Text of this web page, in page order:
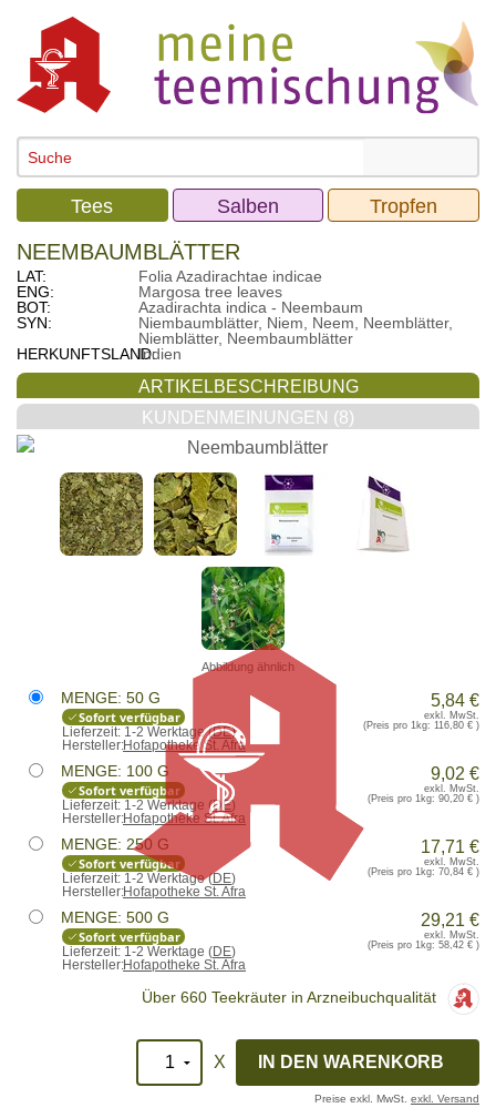
Tees Salben Tropfen
NEEMBAUMBLÄTTER
LAT:
Folia Azadirachtae indicae
ENG:
Margosa tree leaves
BOT:
Azadirachta indica - Neembaum
SYN:
Niembaumblätter, Niem, Neem, Neemblätter,
Niemblätter, Neembaumblätter
HERKUNFTSLAND:Indien
ARTIKELBESCHREIBUNG
KUNDENMEINUNGEN (8)
Abbildung ähnlich
MENGE: 50 G
Sofort verfügbar
Lieferzeit: 1-2 Werktage (DE)
Hersteller:Hofapotheke St. Afra
5,84 €
exkl. MwSt.
(Preis pro 1kg: 116,80 €)
MENGE: 100 G
Sofort verfügbar
Lieferzeit: 1-2 Werktage (DE)
Hersteller:Hofapotheke St. Afra
9,02 €
exkl. MwSt.
(Preis pro 1kg: 90,20 €)
MENGE: 250 G
Sofort verfügbar
Lieferzeit: 1-2 Werktage (DE)
Hersteller:Hofapotheke St. Afra
17,71 €
exkl. MwSt.
(Preis pro 1kg: 70,84 €)
MENGE: 500 G
Sofort verfügbar
Lieferzeit: 1-2 Werktage (DE)
Hersteller:Hofapotheke St. Afra
29,21 €
exkl. MwSt.
(Preis pro 1kg: 58,42 €)
Über 660 Teekräuter in Arzneibuchqualität
X
Preise exkl. MwSt. exkl. Versand